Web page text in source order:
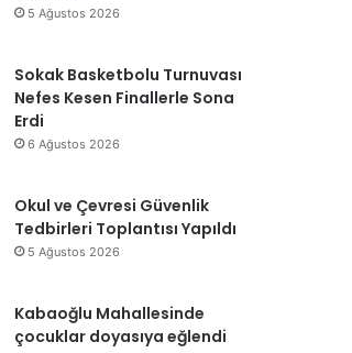
5 Ağustos 2026
Sokak Basketbolu Turnuvası
Nefes Kesen Finallerle Sona
Erdi
6 Ağustos 2026
Okul ve Çevresi Güvenlik
Tedbirleri Toplantısı Yapıldı
5 Ağustos 2026
Kabaoğlu Mahallesinde
çocuklar doyasıya eğlendi